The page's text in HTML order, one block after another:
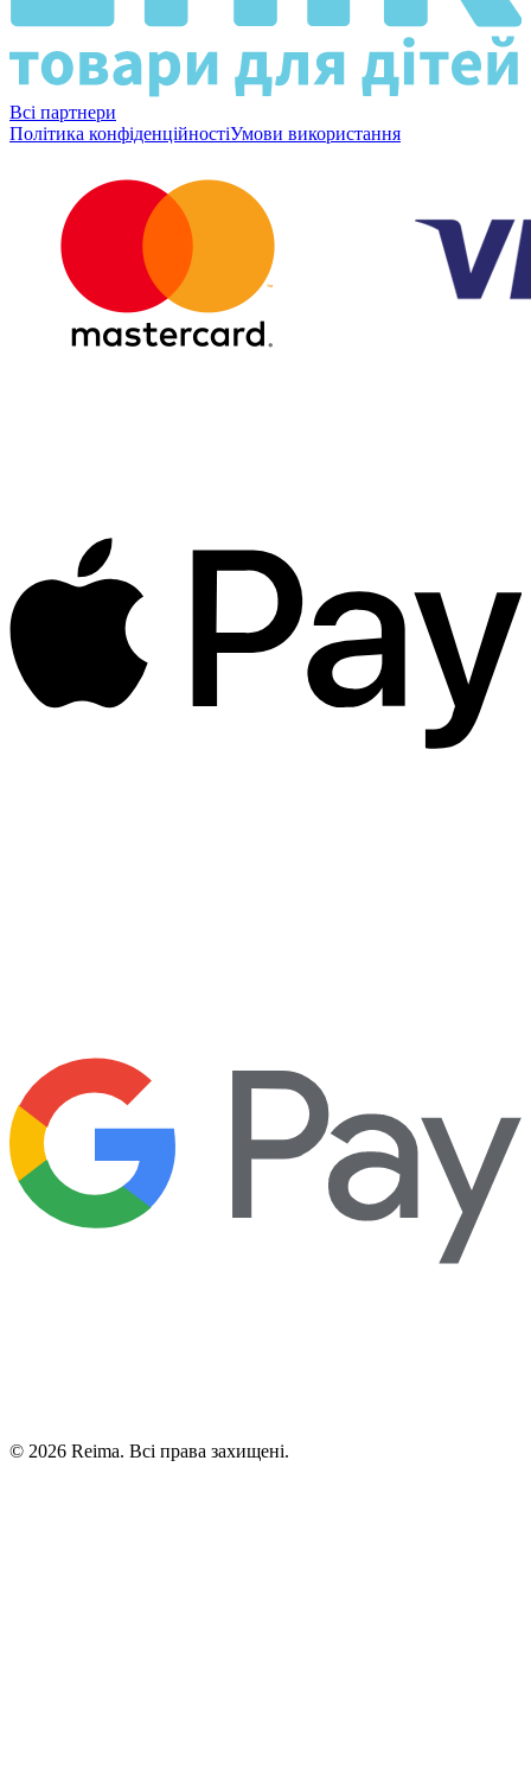
Всі партнери
Політика конфіденційностіУмови використання
© 2026 Reima. Всі права захищені.